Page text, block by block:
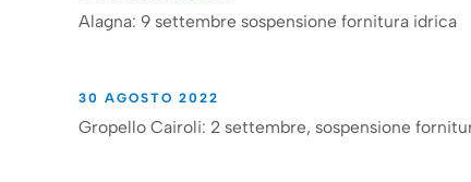
Alagna: 9 settembre sospensione fornitura idrica
30 AGOSTO 2022
Gropello Cairoli: 2 settembre, sospensione